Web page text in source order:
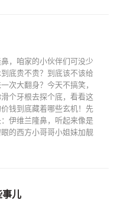
，咱家的小伙伴们可没少
底贵不贵？到底该不该给
次大翻身？今天不搞笑，
个牙根去探个底，看看这
钱到底藏着哪些玄机！先
伊维兰隆鼻，听起来像是
的西方小哥哥小姐妹加靓
儿